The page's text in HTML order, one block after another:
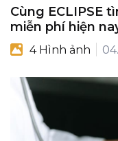
Cùng ECLIPSE
miễn phí hiện
4 Hình ảnh